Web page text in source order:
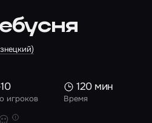
игроков Время
120 мин